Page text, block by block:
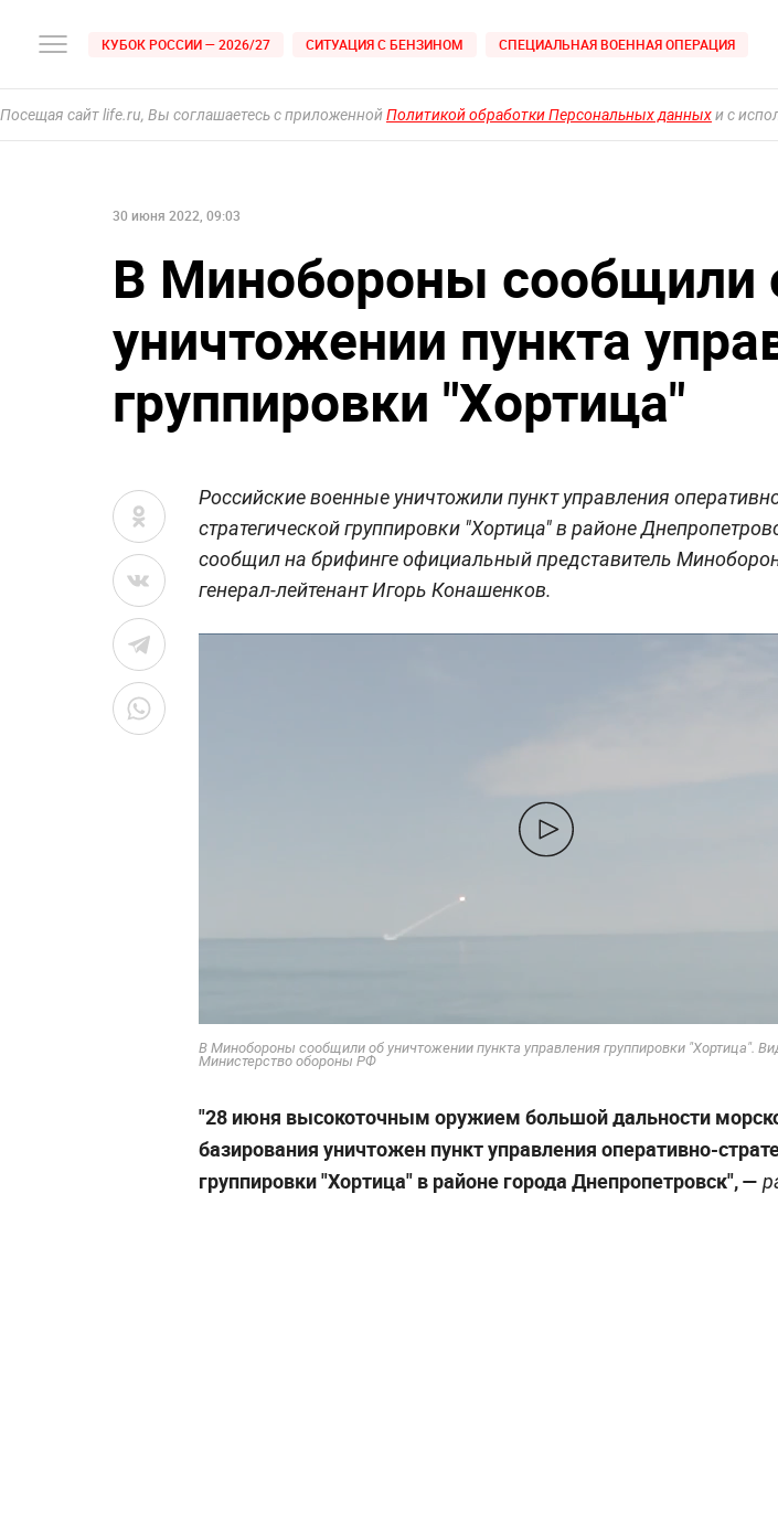
КУБОК РОССИИ — 2026/27 СИТУАЦИЯ С БЕНЗИНОМ СПЕЦИАЛЬНАЯ ВОЕННАЯ ОПЕРАЦИЯ
Посещая сайт life.ru, Вы соглашаетесь с приложеннойПолитикой обработки Персональных данныхи с
30 июня 2022, 09:03
В Минобороны сообщили
уничтожении пункта
группировки "Хортица"
Российские военные уничтожили пункт управления
стратегической группировки "Хортица" в районе
сообщил на брифинге официальный представитель
генерал-лейтенант Игорь Конашенков.
В Минобороны сообщили об уничтожении пункта управления группировки "Хортица".
Министерство обороны РФ
"28 июня высокоточным оружием большой дальности
базирования уничтожен пункт управления оперативно-
группировки "Хортица" в районе города Днепропетровск", —